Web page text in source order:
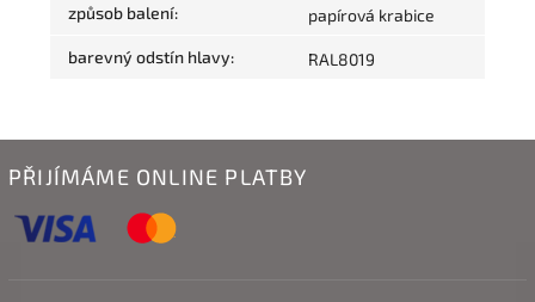
způsob balení: papírová krabice
barevný odstín hlavy: RAL8019
PŘIJÍMÁME ONLINE PLATBY